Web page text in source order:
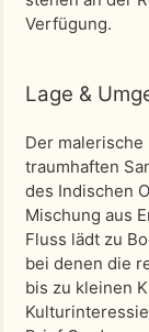
Verfügung.
Lage &
Der
traumhaften
des Indischen
Mischung aus
Fluss lädt zu
bei denen die
bis zu kleinen